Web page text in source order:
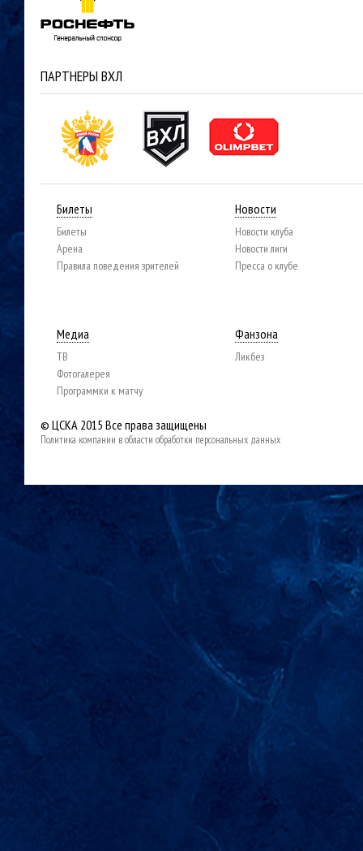
ПАРТНЕРЫ ВХЛ
Билеты
Билеты
Арена
Правила поведения зрителей
Новости
Новости клуба
Новости лиги
Пресса о клубе
Медиа
ТВ
Фотогалерея
Программки к матчу
Фанзона
Ликбез
© ЦСКА 2015 Все права защищены
Политика компании в области обработки персональных данных